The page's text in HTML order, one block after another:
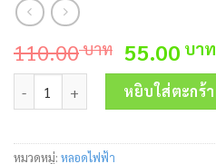
110.00บาท Original
price
was:
110.00 บ
55.00 บาท
จำนวน หลอด LED Blub E27 รุ่น
หยิบใส่ตะกร้า
หมวดหมู่: หลอดไฟฟ้า